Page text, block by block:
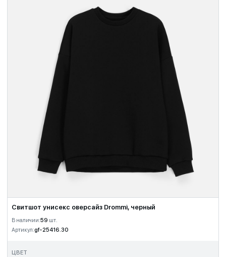
Свитшот унисекс оверсайз Drommi, черный
В наличии:59 шт.
Артикул:gf-25416.30
ЦВЕТ